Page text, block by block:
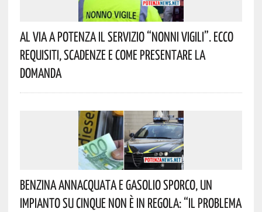
Al Via A Potenza Il Servizio “Nonni Vigili”. Ecco
Requisiti, Scadenze E Come Presentare La
Domanda
Benzina Annacquata E Gasolio Sporco, Un
Impianto Su Cinque Non È In Regola: “il Problema